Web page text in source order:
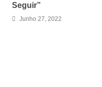
Seguir”
Junho 27, 2022